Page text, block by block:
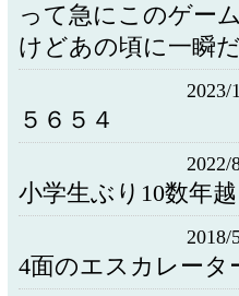
って急にこのゲー
けどあの頃に一瞬
2023/
５６５４
2022/
小学生ぶり10数年
2018/
4面のエスカレータ